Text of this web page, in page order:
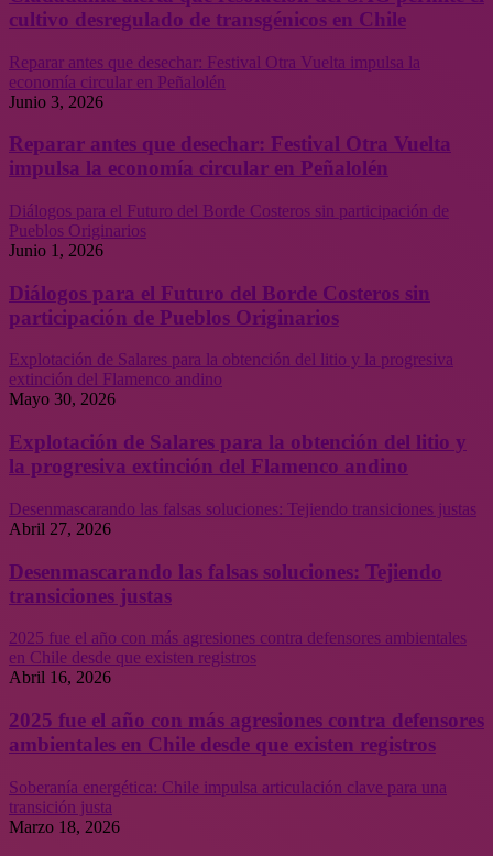
cultivo desregulado de transgénicos en Chile
Reparar antes que desechar: Festival Otra Vuelta impulsa la
economía circular en Peñalolén
Junio 3, 2026
Reparar antes que desechar: Festival Otra Vuelta
impulsa la economía circular en Peñalolén
Diálogos para el Futuro del Borde Costeros sin participación de
Pueblos Originarios
Junio 1, 2026
Diálogos para el Futuro del Borde Costeros sin
participación de Pueblos Originarios
Explotación de Salares para la obtención del litio y la progresiva
extinción del Flamenco andino
Mayo 30, 2026
Explotación de Salares para la obtención del litio y
la progresiva extinción del Flamenco andino
Desenmascarando las falsas soluciones: Tejiendo transiciones justas
Abril 27, 2026
Desenmascarando las falsas soluciones: Tejiendo
transiciones justas
2025 fue el año con más agresiones contra defensores ambientales
en Chile desde que existen registros
Abril 16, 2026
2025 fue el año con más agresiones contra defensores
ambientales en Chile desde que existen registros
Soberanía energética: Chile impulsa articulación clave para una
transición justa
Marzo 18, 2026